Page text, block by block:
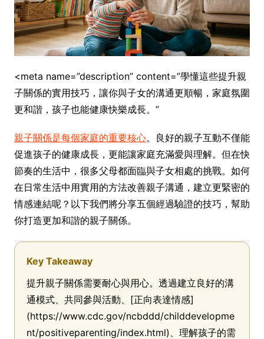
<meta name=”description” content=”學懂這些提升親
子關係的實用技巧，讓你與子女的溝通更順暢，家庭氛圍
更和諧，孩子也能健康快樂成長。”
親子關係是每個家庭的重要核心。良好的親子互動不僅能
促進孩子的健康成長，更能讓家庭充滿愛與理解。但在快
節奏的生活中，很多父母都面臨與子女相處的挑戰。如何
在日常生活中用實用的方法改善親子溝通，建立更緊密的
情感連結呢？以下我們將分享五個經過驗證的技巧，幫助
你打造更加和諧的親子關係。
Key Takeaway
提升親子關係需要耐心與用心。透過建立良好的溝
通模式、共同參與活動、[正向表達情感]
(https://www.cdc.gov/ncbddd/childdevelopme
nt/positiveparenting/index.html)、理解孩子的需